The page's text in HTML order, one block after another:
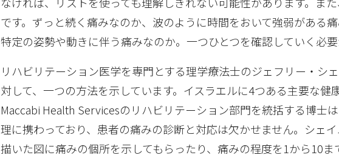
です。ずっと続く痛みなのか、波のように時間をおいて強弱がある
特定の姿勢や動きに伴う痛みなのか。一つひとつを確認していく必要
リハビリテーション医学を専門とする理学療法士のジェフリー・シ
対して、一つの方法を示しています。イスラエルに4つある主要な健
Maccabi Health Servicesのリハビリテーション部門を統括する博士
理に携わっており、患者の痛みの診断と対応は欠かせません。シェ
描いた図に痛みの個所を示してもらったり、痛みの程度を1から10ま